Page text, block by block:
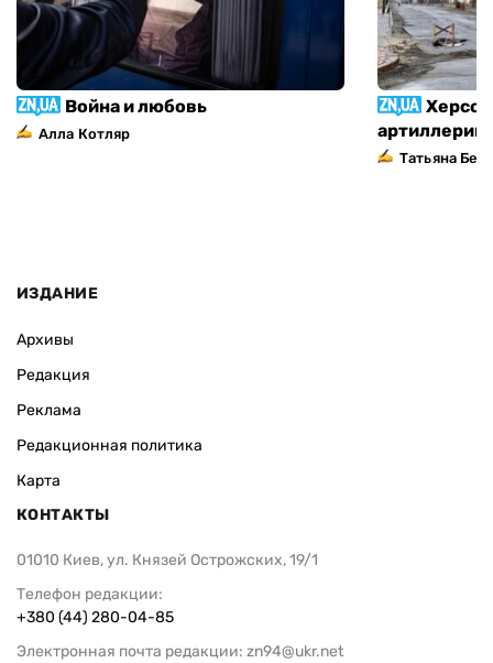
Война и любовь
Алла Котляр
Татьяна
ИЗДАНИЕ
Архивы
Редакция
Реклама
Редакционная политика
Карта
КОНТАКТЫ
01010 Киев, ул. Князей Острожских, 19/1
Телефон редакции:
+380 (44) 280-04-85
Электронная почта редакции: zn94@ukr.net